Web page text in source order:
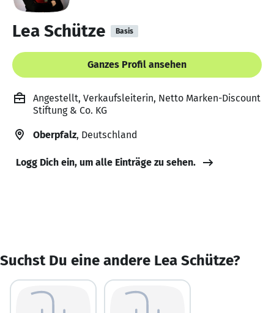
Lea Schütze Basis
Ganzes Profil ansehen
Angestellt, Verkaufsleiterin, Netto Marken-Discount
Stiftung & Co. KG
Oberpfalz, Deutschland
Logg Dich ein, um alle Einträge zu sehen.
Suchst Du eine andere Lea Schütze?